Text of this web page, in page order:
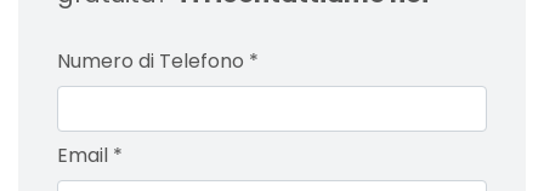
Numero di Telefono *
Email *